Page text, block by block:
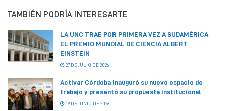
TAMBIÉN PODRÍA INTERESARTE
LA UNC TRAE POR PRIMERA VEZ A SUDAMÉRICA
EL PREMIO MUNDIAL DE CIENCIA ALBERT
EINSTEIN
27 DE JULIO DE 2026
Activar Córdoba inauguró su nuevo espacio de
trabajo y presentó su propuesta institucional
19 DE JUNIO DE 2026